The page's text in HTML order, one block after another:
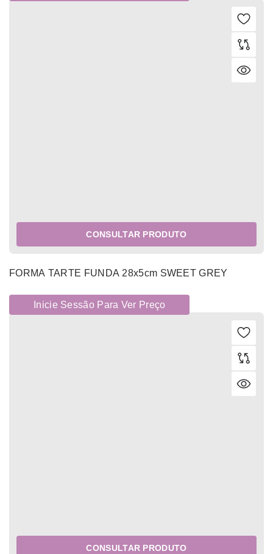
CONSULTAR PRODUTO
FORMA TARTE FUNDA 28x5cm SWEET GREY
Inicie Sessão Para Ver Preço
CONSULTAR PRODUTO